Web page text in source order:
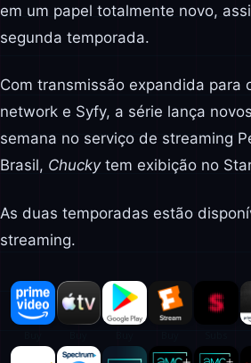
em um papel totalmente novo,
segunda temporada.
Com transmissão expandida para
network e Syfy, a série lança
semana no serviço de streaming
Brasil, Chuckytem exibição no
As duas temporadas estão
streaming.